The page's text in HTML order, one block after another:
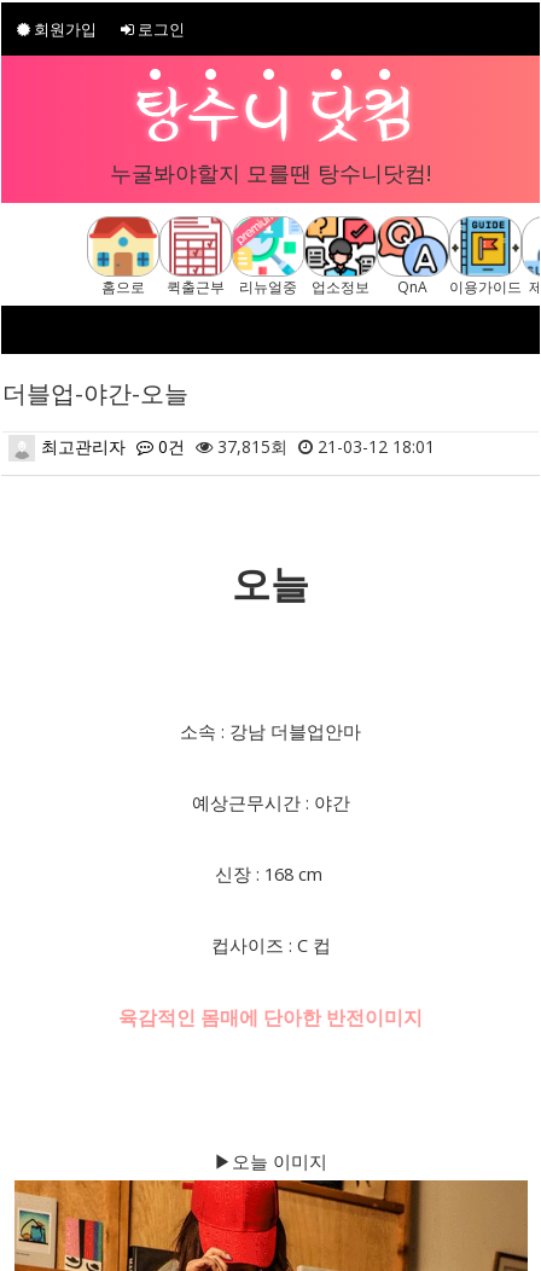
회원가입 로그인
누굴봐야할지 모를땐 탕수니닷컴!
홈으로 퀵출근부 리뉴얼중 업소정보 QnA 이용가이드
더블업-야간-오늘
최고관리자 0건 37,815회 21-03-12 18:01
오늘
소속 : 강남 더블업안마
예상근무시간 : 야간
신장 : 168 cm
컵사이즈 : C 컵
육감적인 몸매에 단아한 반전이미지
▶오늘 이미지